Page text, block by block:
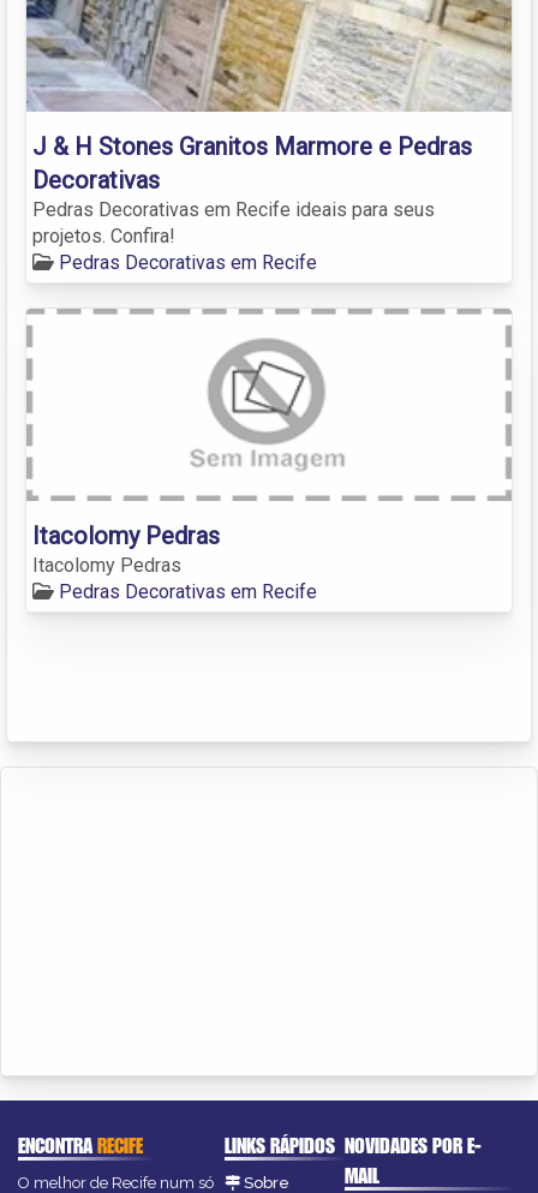
J & H Stones Granitos Marmore e Pedras
Decorativas
Pedras Decorativas em Recife ideais para seus
projetos. Confira!
Pedras Decorativas em Recife
Itacolomy Pedras
Itacolomy Pedras
Pedras Decorativas em Recife
ENCONTRARECIFE
O melhor de Recife num só
LINKS RÁPIDOS
Sobre
NOVIDADES POR E-
MAIL